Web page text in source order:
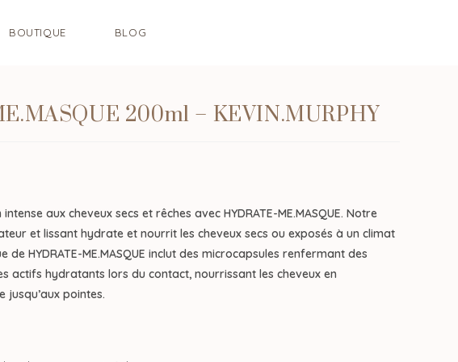
BOUTIQUE BLOG
200ml – KEVIN.MURPHY
aux cheveux secs et rêches avec HYDRATE-ME.MASQUE. Notre
et lissant hydrate et nourrit les cheveux secs ou exposés à un climat
de HYDRATE-ME.MASQUE inclut des microcapsules renfermant des
actifs hydratants lors du contact, nourrissant les cheveux en
pointes.